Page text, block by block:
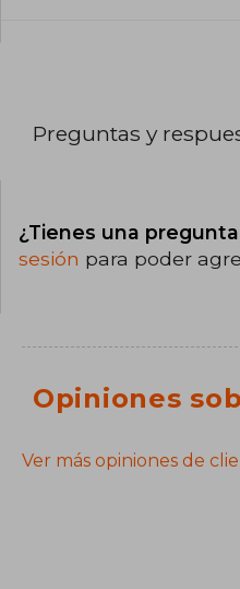
Preguntas y
¿Tienes una
sesión para poder
Opiniones
Ver más opiniones de